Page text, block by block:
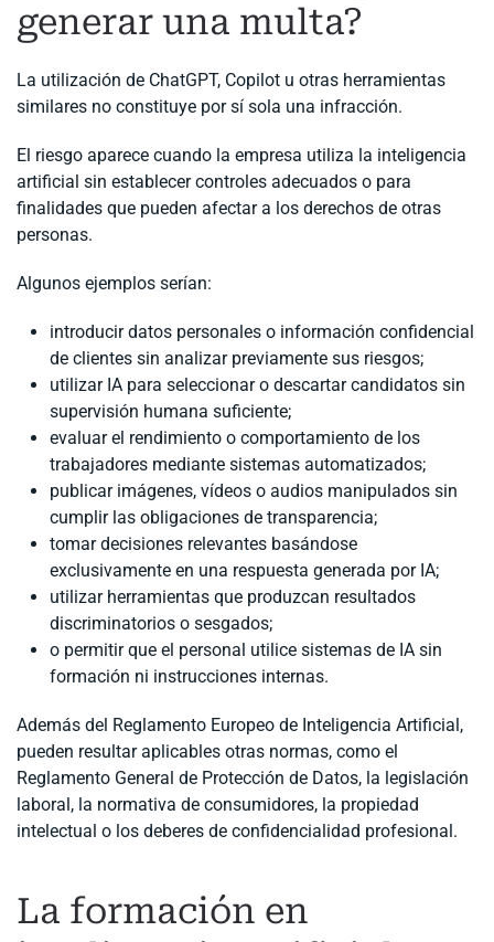
generar una multa?
La utilización de ChatGPT, Copilot u otras herramientas
similares no constituye por sí sola una infracción.
El riesgo aparece cuando la empresa utiliza la inteligencia
artificial sin establecer controles adecuados o para
finalidades que pueden afectar a los derechos de otras
personas.
Algunos ejemplos serían:
introducir datos personales o información confidencial
de clientes sin analizar previamente sus riesgos;
utilizar IA para seleccionar o descartar candidatos sin
supervisión humana suficiente;
evaluar el rendimiento o comportamiento de los
trabajadores mediante sistemas automatizados;
publicar imágenes, vídeos o audios manipulados sin
cumplir las obligaciones de transparencia;
tomar decisiones relevantes basándose
exclusivamente en una respuesta generada por IA;
utilizar herramientas que produzcan resultados
discriminatorios o sesgados;
o permitir que el personal utilice sistemas de IA sin
formación ni instrucciones internas.
Además del Reglamento Europeo de Inteligencia Artificial,
pueden resultar aplicables otras normas, como el
Reglamento General de Protección de Datos, la legislación
laboral, la normativa de consumidores, la propiedad
intelectual o los deberes de confidencialidad profesional.
La formación en